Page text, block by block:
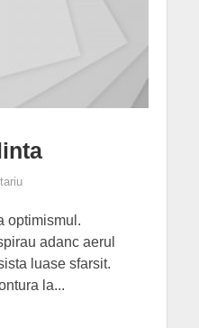
optimismul.
adanc aerul
luase sfarsit.
la...